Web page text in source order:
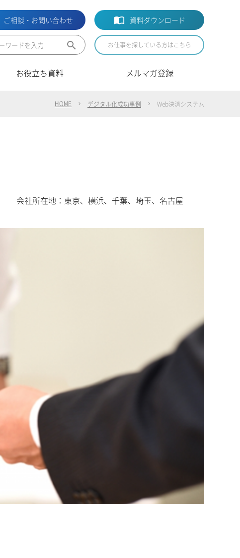
ご相談・お問い合わせ 資料ダウンロード
search お仕事を探している方はこちら
お役立ち資料 メルマガ登録
HOME デジタル化成功事例 Web決済システム
会社所在地：東京、横浜、千葉、埼玉、名古屋